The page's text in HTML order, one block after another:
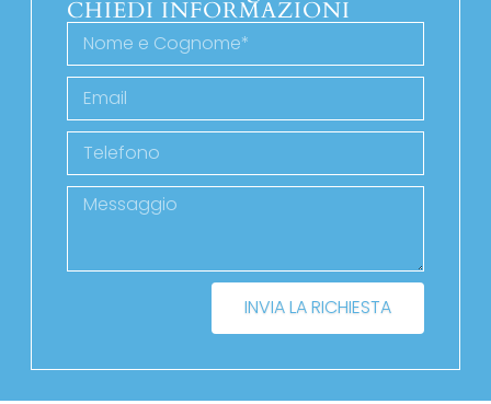
CHIEDI INFORMAZIONI
INVIA LA RICHIESTA